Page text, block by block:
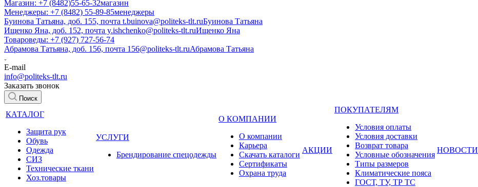
Магазин: +7 (8482)55-65-32магазин
Менеджеры: +7 (8482) 55-89-85менеджеры
Буинова Татьяна, доб. 155, почта t.buinova@politeks-tlt.ruБуинова Татьяна
Ищенко Яна, доб. 152, почта y.ishchenko@politeks-tlt.ruИщенко Яна
Товароведы: +7 (927) 727-56-74
Абрамова Татьяна, доб. 156, почта 156@politeks-tlt.ruАбрамова Татьяна
E-mail
info@politeks-tlt.ru
Заказать звонок
Поиск
КАТАЛОГ
Защита рук
Обувь
Одежда
СИЗ
Технические ткани
Хоз.товары
УСЛУГИ
Брендирование спецодежды
О КОМПАНИИ
О компании
Карьера
Cкачать каталоги
Сертификаты
Охрана труда
АКЦИИ
ПОКУПАТЕЛЯМ
Условия оплаты
Условия доставки
Возврат товара
Условные обозначения
Типы размеров
Климатические пояса
ГОСТ, ТУ, ТР ТС
НОВОСТИ